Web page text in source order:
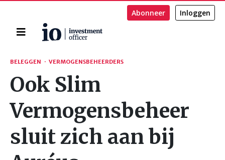
Home
Abonneer Inloggen
Zoeken
BELEGGEN · VERMOGENSBEHEERDERS
Ook Slim
Vermogensbeheer
sluit zich aan bij